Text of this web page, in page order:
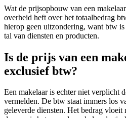
Wat de prijsopbouw van een
overheid heft over het totaalbedrag
hierop geen uitzondering, want btw
tal van diensten en producten.
Is de prijs van een
exclusief btw?
Een makelaar is echter niet verplicht
vermelden. De btw staat immers los
geleverde diensten. Het bedrag